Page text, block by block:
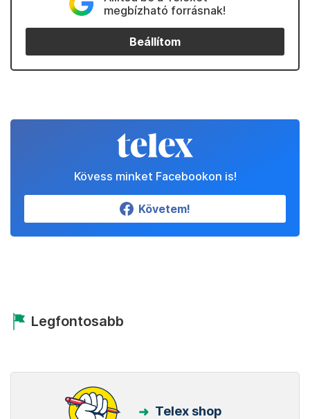
megbízható forrásnak!
Beállítom
Kövess minket Facebookon is!
Követem!
Legfontosabb
Telex shop